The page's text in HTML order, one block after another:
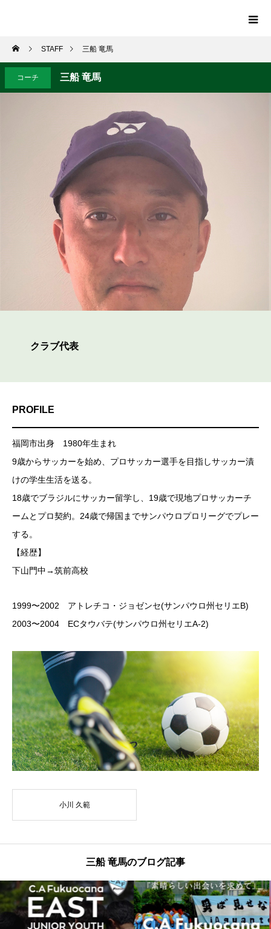
STAFF 三船 竜馬
コーチ 三船 竜馬
クラブ代表
PROFILE
福岡市出身 1980年生まれ
9歳からサッカーを始め、プロサッカー選手を目指しサッカー漬
けの学生生活を送る。
18歳でブラジルにサッカー留学し、19歳で現地プロサッカーチ
ームとプロ契約。24歳で帰国までサンパウロプロリーグでプレー
する。
【経歴】
下山門中→筑前高校
1999〜2002 アトレチコ・ジョゼンセ(サンパウロ州セリエB)
2003〜2004 ECタウバテ(サンパウロ州セリエA-2)
小川 久範
三船 竜馬のブログ記事